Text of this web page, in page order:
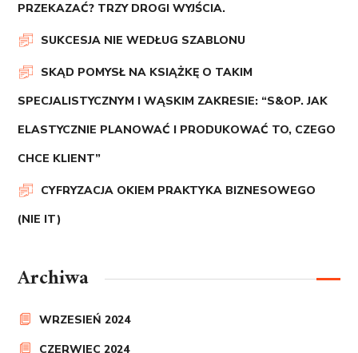
PRZEKAZAĆ? TRZY DROGI WYJŚCIA.
SUKCESJA NIE WEDŁUG SZABLONU
SKĄD POMYSŁ NA KSIĄŻKĘ O TAKIM
SPECJALISTYCZNYM I WĄSKIM ZAKRESIE: “S&OP. JAK
ELASTYCZNIE PLANOWAĆ I PRODUKOWAĆ TO, CZEGO
CHCE KLIENT”
CYFRYZACJA OKIEM PRAKTYKA BIZNESOWEGO
(NIE IT)
Archiwa
WRZESIEŃ 2024
CZERWIEC 2024